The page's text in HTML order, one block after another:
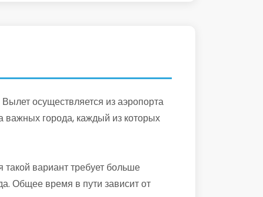
осуществляется из аэропорта
важных города, каждый из которых
вариант требует больше
Общее время в пути зависит от